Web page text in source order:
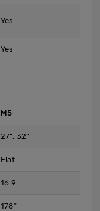
Yes
Yes
M5
27”, 32”
Flat
16:9
178°